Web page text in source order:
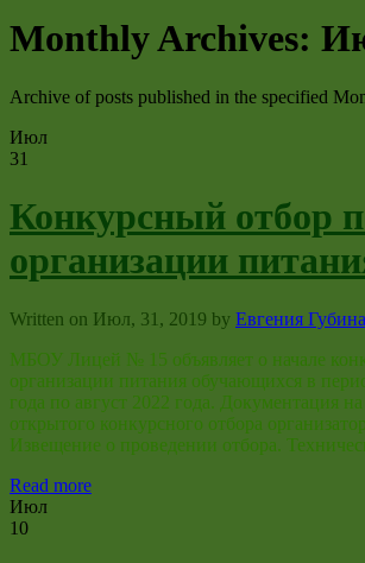
Monthly Archives:
Archive of posts published in the specified
Июл
31
Конкурсный отбор
организации
Written on Июл, 31, 2019 by Евгения Губина
МБОУ Лицей № 15 объявляет о начале
организации питания обучающихся в
года по август 2022 года. Документация
открытого конкурсного отбора
Извещение о проведении отбора.
Read more
Июл
10